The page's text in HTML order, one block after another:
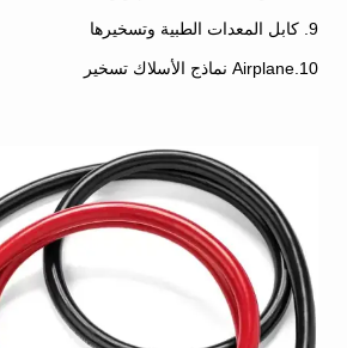
9. كابل المعدات الطبية وتسخيرها
10.Airplane نماذج الأسلاك تسخير